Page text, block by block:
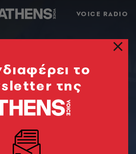
VOICE RADIO
το
της